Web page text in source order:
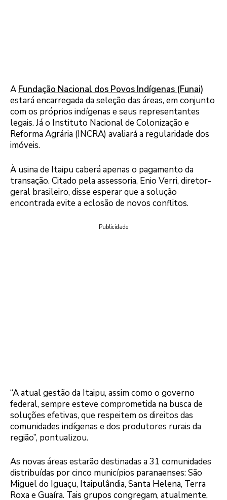
A Fundação Nacional dos Povos Indígenas (Funai)
estará encarregada da seleção das áreas, em conjunto
com os próprios indígenas e seus representantes
legais. Já o Instituto Nacional de Colonização e
Reforma Agrária (INCRA) avaliará a regularidade dos
imóveis.
À usina de Itaipu caberá apenas o pagamento da
transação. Citado pela assessoria, Enio Verri, diretor-
geral brasileiro, disse esperar que a solução
encontrada evite a eclosão de novos conflitos.
Publicidade
“A atual gestão da Itaipu, assim como o governo
federal, sempre esteve comprometida na busca de
soluções efetivas, que respeitem os direitos das
comunidades indígenas e dos produtores rurais da
região”, pontualizou.
As novas áreas estarão destinadas a 31 comunidades
distribuídas por cinco municípios paranaenses: São
Miguel do Iguaçu, Itaipulândia, Santa Helena, Terra
Roxa e Guaíra. Tais grupos congregam, atualmente,